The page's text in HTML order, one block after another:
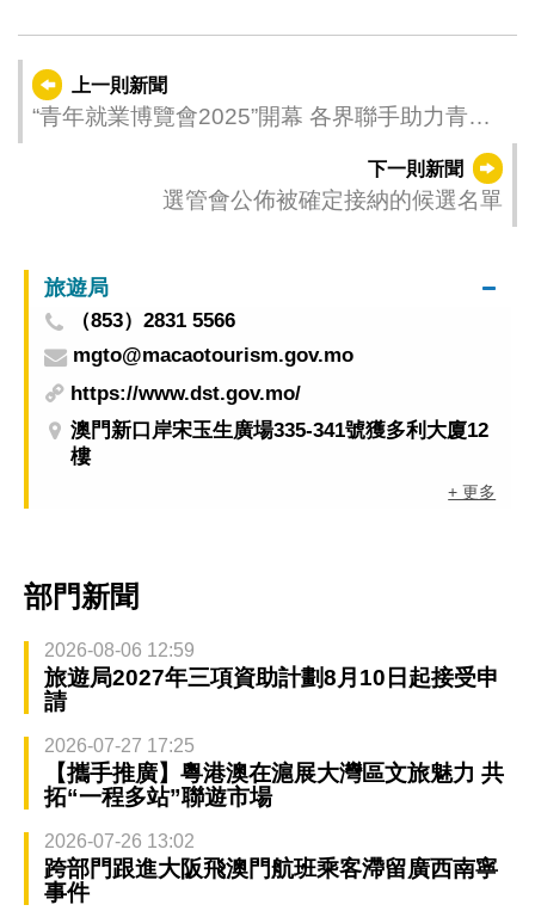
上一則新聞
“青年就業博覽會2025”開幕 各界聯手助力青年
下一則新聞
選管會公佈被確定接納的候選名單
旅遊局
（853）2831 5566
mgto@macaotourism.gov.mo
https://www.dst.gov.mo/
澳門新口岸宋玉生廣場335-341號獲多利大廈12
樓
+ 更多
部門新聞
2026-08-06 12:59
旅遊局2027年三項資助計劃8月10日起接受申
請
2026-07-27 17:25
【攜手推廣】粵港澳在滬展大灣區文旅魅力 共
拓“一程多站”聯遊市場
2026-07-26 13:02
跨部門跟進大阪飛澳門航班乘客滯留廣西南寧
事件